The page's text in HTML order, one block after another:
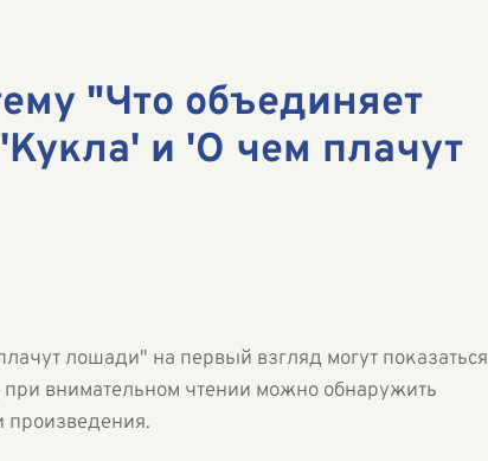
"Что объединяет
и 'О чем плачут
лошади" на первый взгляд могут показаться
внимательном чтении можно обнаружить
произведения.